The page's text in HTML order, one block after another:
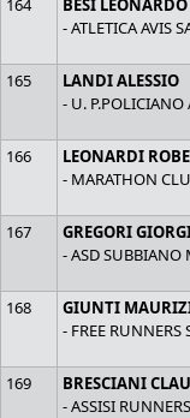
164
BESI LEONARDO
- ATLETICA AVIS
165
LANDI ALESSIO
- U. P.POLICIANO
166
LEONARDI
- MARATHON
167
GREGORI
- ASD SUBBIANO
168
GIUNTI
- FREE
169
BRESCIANI
- ASSISI